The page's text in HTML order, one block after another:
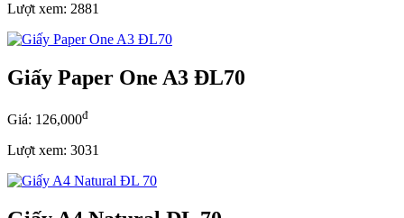
Lượt xem: 2881
Giấy Paper One A3 ĐL70
Giá: 126,000đ
Lượt xem: 3031